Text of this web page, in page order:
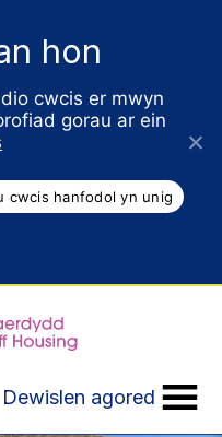
hon
cwcis er mwyn
gorau ar ein
cwcis hanfodol yn unig
Dewislen agored